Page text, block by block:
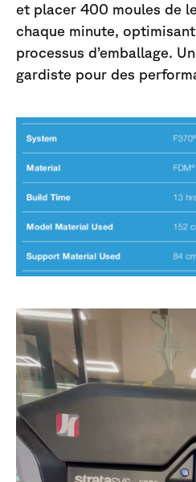
et placer 400 moules de
chaque minute,
processus d’emballage.
gardiste pour des